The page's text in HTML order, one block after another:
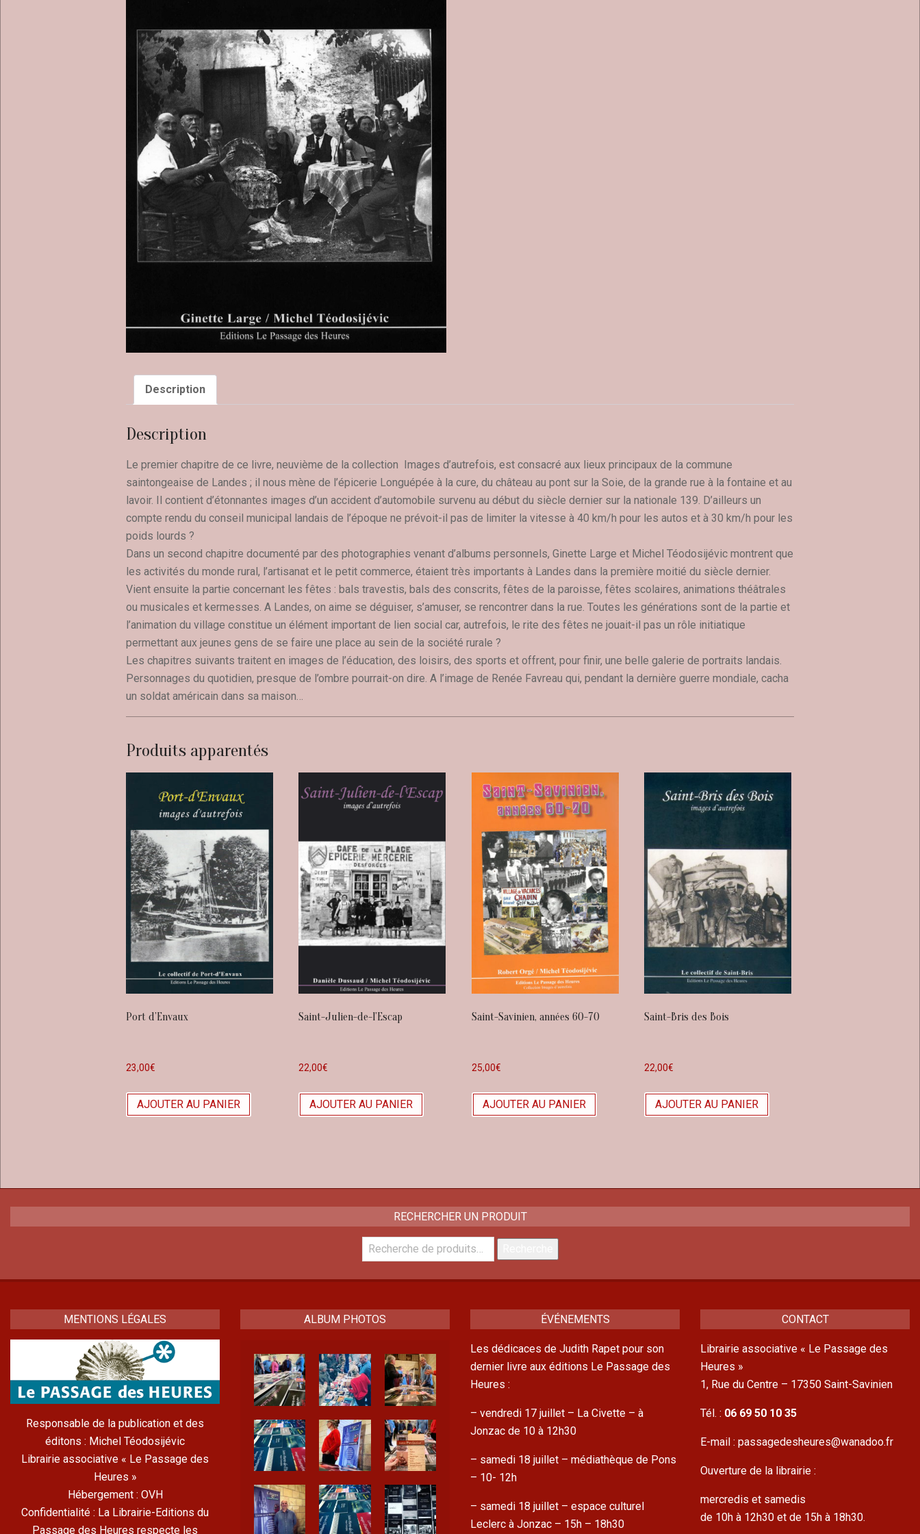
Description
Description
Le premier chapitre de ce livre, neuvième de la collection Images d’autrefois, est consacré aux lieux principaux de la commune
saintongeaise de Landes ; il nous mène de l’épicerie Longuépée à la cure, du château au pont sur la Soie, de la grande rue à la fontaine et au
lavoir. Il contient d’étonnantes images d’un accident d’automobile survenu au début du siècle dernier sur la nationale 139. D’ailleurs un
compte rendu du conseil municipal landais de l’époque ne prévoit-il pas de limiter la vitesse à 40 km/h pour les autos et à 30 km/h pour les
poids lourds ?
Dans un second chapitre documenté par des photographies venant d’albums personnels, Ginette Large et Michel Téodosijévic montrent que
les activités du monde rural, l’artisanat et le petit commerce, étaient très importants à Landes dans la première moitié du siècle dernier.
Vient ensuite la partie concernant les fêtes : bals travestis, bals des conscrits, fêtes de la paroisse, fêtes scolaires, animations théâtrales
ou musicales et kermesses. A Landes, on aime se déguiser, s’amuser, se rencontrer dans la rue. Toutes les générations sont de la partie et
l’animation du village constitue un élément important de lien social car, autrefois, le rite des fêtes ne jouait-il pas un rôle initiatique
permettant aux jeunes gens de se faire une place au sein de la société rurale ?
Les chapitres suivants traitent en images de l’éducation, des loisirs, des sports et offrent, pour finir, une belle galerie de portraits landais.
Personnages du quotidien, presque de l’ombre pourrait-on dire. A l’image de Renée Favreau qui, pendant la dernière guerre mondiale, cacha
un soldat américain dans sa maison…
Produits apparentés
Port d’Envaux
23,00€
AJOUTER AU PANIER
Saint-Julien-de-l’Escap
22,00€
AJOUTER AU PANIER
Saint-Savinien, années 60-70
25,00€
AJOUTER AU PANIER
Saint-Bris des Bois
22,00€
AJOUTER AU PANIER
RECHERCHER UN PRODUIT
Recherche
pour :
MENTIONS LÉGALES
Responsable de la publication et des
éditons : Michel Téodosijévic
Librairie associative « Le Passage des
Heures »
Hébergement : OVH
Confidentialité : La Librairie-Editions du
Passage des Heures respecte les
ALBUM PHOTOS ÉVÉNEMENTS
Les dédicaces de Judith Rapet pour son
dernier livre aux éditions Le Passage des
Heures :
– vendredi 17 juillet – La Civette – à
Jonzac de 10 à 12h30
– samedi 18 juillet – médiathèque de Pons
– 10- 12h
– samedi 18 juillet – espace culturel
Leclerc à Jonzac – 15h – 18h30
CONTACT
Librairie associative « Le Passage des
Heures »
1, Rue du Centre – 17350 Saint-Savinien
Tél. : 06 69 50 10 35
E-mail : passagedesheures@wanadoo.fr
Ouverture de la librairie :
mercredis et samedis
de 10h à 12h30 et de 15h à 18h30.